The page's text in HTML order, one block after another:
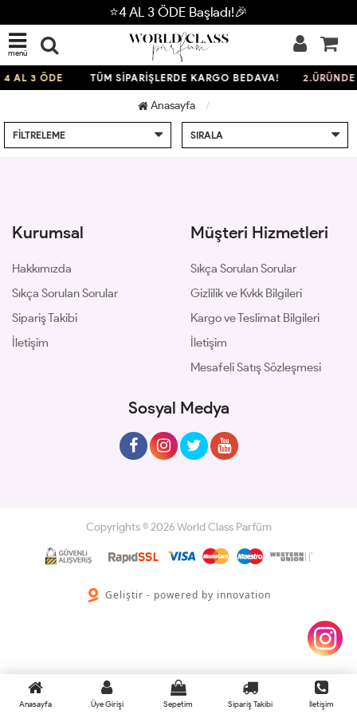
⭐4 AL 3 ÖDE Başladı!🎉
menü
4 AL 3 ÖDE TÜM SİPARİŞLERDE KARGO BEDAVA!
Anasayfa
FILTRELEME SIRALA
Kurumsal
Hakkımızda
Sıkça Sorulan Sorular
Sipariş Takibi
İletişim
Müşteri Hizmetleri
Sıkça Sorulan Sorular
Gizlilik ve Kvkk Bilgileri
Kargo ve Teslimat Bilgileri
İletişim
Mesafeli Satış Sözleşmesi
Sosyal Medya
Copyrights © 2026 World Class Parfüm
Geliştir - powered by innovation
Anasayfa Üye Girişi Sepetim Sipariş Takibi İletişim